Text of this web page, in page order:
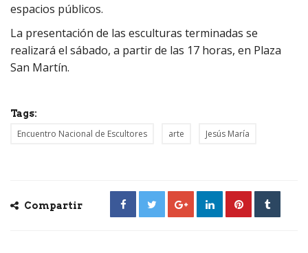
espacios públicos.
La presentación de las esculturas terminadas se
realizará el sábado, a partir de las 17 horas, en Plaza
San Martín.
Tags:
Encuentro Nacional de Escultores arte Jesús María
Compartir